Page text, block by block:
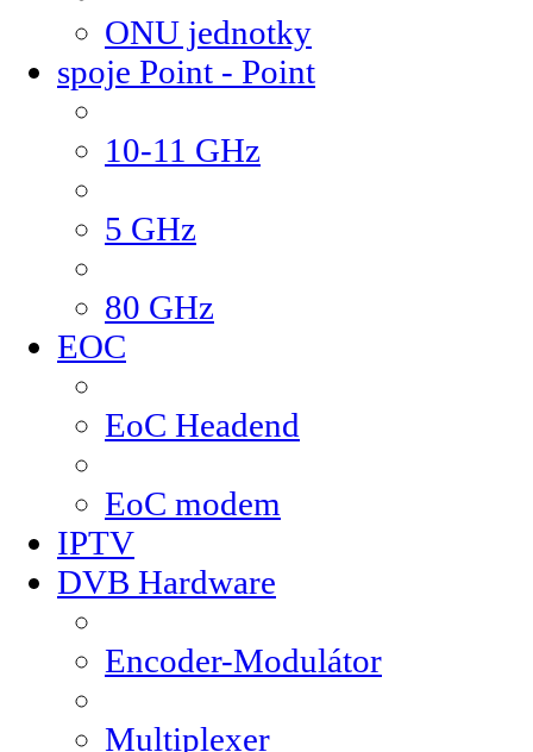
ONU jednotky
spoje Point - Point
10-11 GHz
5 GHz
80 GHz
EOC
EoC Headend
EoC modem
IPTV
DVB Hardware
Encoder-Modulátor
Multiplexer